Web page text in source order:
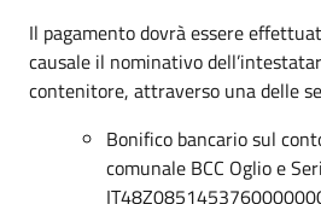
Il pagamento dovrà essere
causale il nominativo
contenitore, attraverso una delle
Bonifico bancario sul
comunale BCC Oglio e